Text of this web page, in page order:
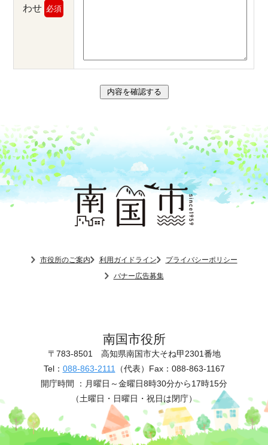
わせ 必須
市役所のご案内 利用ガイドライン
プライバシーポリシー
バナー広告募集
南国市役所
〒783-8501 高知県南国市大そね甲2301番地
Tel： 088-863-2111 （代表） Fax：088-863-1167
開庁時間 ： 月曜日～金曜日8時30分から17時15分
（土曜日・日曜日・祝日は閉庁）